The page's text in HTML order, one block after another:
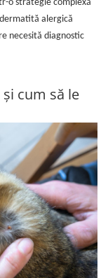
o strategie complexă
alergică
necesită diagnostic
cum să le